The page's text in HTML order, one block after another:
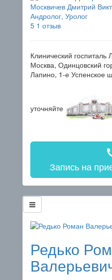
Москвичев Дмитрий
Андролог, Уролог
5 1 отзыв
Клинический
Москва, Одинцовский
Лапино, 1-е Успенское
уточняйте
Запись на
Редько